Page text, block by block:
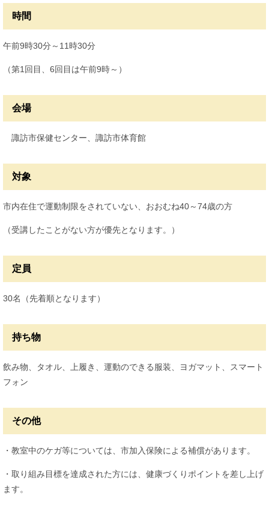
時間
午前9時30分～11時30分
（第1回目、6回目は午前9時～）
会場
諏訪市保健センター、諏訪市体育館
対象
市内在住で運動制限をされていない、おおむね40～74歳の方
（受講したことがない方が優先となります。）
定員
30名（先着順となります）
持ち物
飲み物、タオル、上履き、運動のできる服装、ヨガマット、スマート
フォン
その他
・教室中のケガ等については、市加入保険による補償があります。
・取り組み目標を達成された方には、健康づくりポイントを差し上げ
ます。